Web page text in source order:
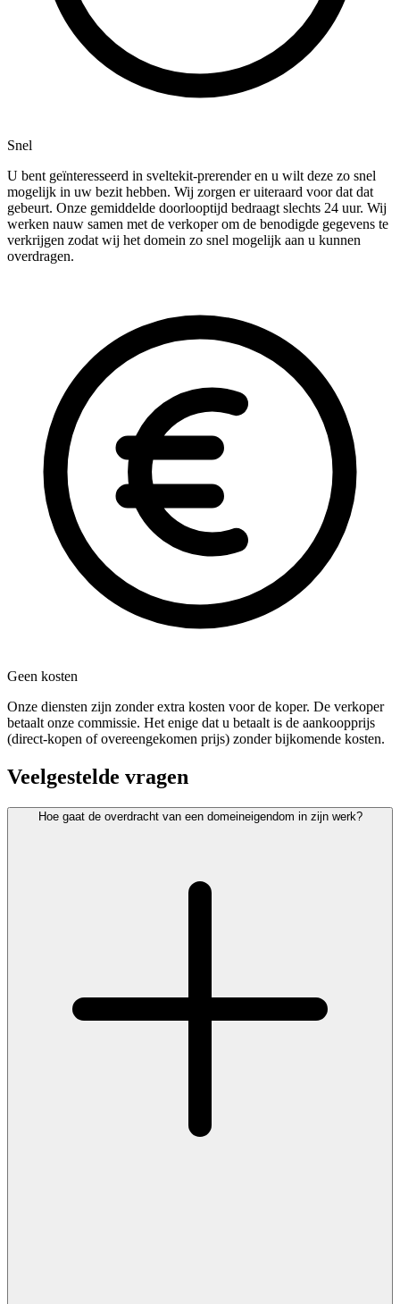
Snel
U bent geïnteresseerd in sveltekit-prerender en u wilt deze zo snel
mogelijk in uw bezit hebben. Wij zorgen er uiteraard voor dat dat
gebeurt. Onze gemiddelde doorlooptijd bedraagt slechts 24 uur. Wij
werken nauw samen met de verkoper om de benodigde gegevens te
verkrijgen zodat wij het domein zo snel mogelijk aan u kunnen
overdragen.
Geen kosten
Onze diensten zijn zonder extra kosten voor de koper. De verkoper
betaalt onze commissie. Het enige dat u betaalt is de aankoopprijs
(direct-kopen of overeengekomen prijs) zonder bijkomende kosten.
Veelgestelde vragen
Hoe gaat de overdracht van een domeineigendom in zijn werk?